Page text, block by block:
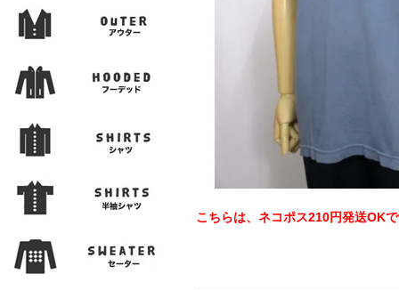
こちらは、ネコポス210円発送OK